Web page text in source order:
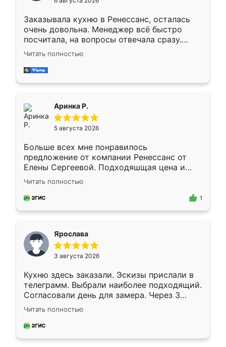
мебели буду заказывать только здесь.
Заказывала кухню в Ренессанс, осталась
очень довольна. Менеджер всё быстро
посчитала, на вопросы отвечала сразу.
Замерщик приехал в субботу, подошёл к
делу со всей ответственностью. Собрали
за день, ребята работали аккуратно, даже
Читать полностью
Аринка Р.
5 августа 2026
Больше всех мне понравилось
предложение от компании Ренессанс от
Елены Сергеевой. Подходяшщая цена и
короткие сроки изготовления. Приехавший
для замера сотрудник Владислав
предложил по моему эскизу самый
Читать полностью
1
Ярослава
3 августа 2026
Кухню здесь заказали. Эскизы прислали в
телеграмм. Выбрали наиболее подходящий.
Согласовали день для замера. Через 3
недели кухня была уже готова. Остались
довольны работой. Спасибо Ренессанс
мебель за качественную работу!
Читать полностью